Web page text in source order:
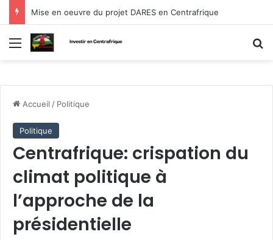
Mise en oeuvre du projet DARES en Centrafrique
Menu
Accueil / Politique
Politique
Centrafrique: crispation du
climat politique à
l’approche de la
présidentielle